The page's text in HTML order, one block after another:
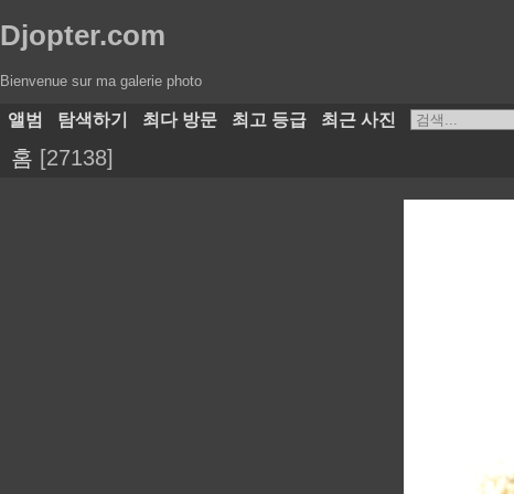
Djopter.com
Bienvenue sur ma galerie photo
앨범 탐색하기 최다 방문 최고 등급 최근 사진
홈 27138